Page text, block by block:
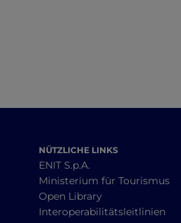
NÜTZLICHE LINKS
ENIT S.p.A.
Ministerium für Tourismus
Open Library
Interoperabilitätsleitlinien